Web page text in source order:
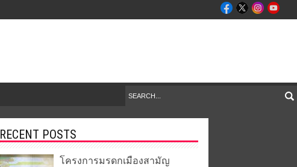
RECENT POSTS
โครงการมรดกเมืองสามัญ